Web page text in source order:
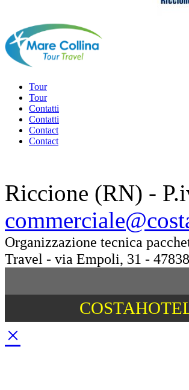
Tour
Tour
Contatti
Contatti
Contact
Contact
Riccione (RN) -
Organizzazione tecnica
Travel - via Empoli, 31 -
×